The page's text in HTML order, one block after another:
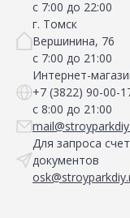
с 7:00 до 22:00
г. Томск
Вершинина, 76
с 7:00 до 21:00
Интернет-
+7 (3822) 90-00-
с 8:00 до 21:00
Для запроса
документов